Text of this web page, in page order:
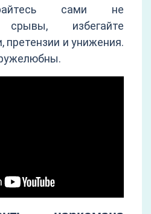
сами не
срывы, избегайте
претензии и унижения.